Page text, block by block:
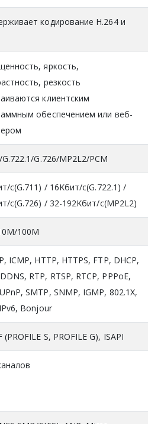
кодирование H.264 и
яркость,
резкость
клиентским
обеспечением или веб-
G.722.1/G.726/MP2L2/PCM
с(G.711) / 16Kбит/с(G.722.1) /
с(G.726) / 32-192Kбит/с(MP2L2)
100M
ICMP, HTTP, HTTPS, FTP, DHCP,
RTP, RTSP, RTCP, PPPoE,
SMTP, SNMP, IGMP, 802.1X,
Bonjour
(PROFILE S, PROFILE G), ISAPI